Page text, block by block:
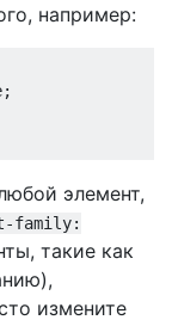
например:
элемент,
family:
такие как
измените